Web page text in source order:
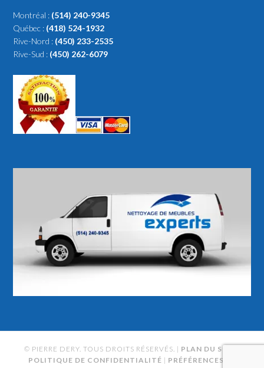
Montréal : (514) 240-9345
Québec : (418) 524-1932
Rive-Nord : (450) 233-2535
Rive-Sud : (450) 262-6079
© PIERRE DERY. TOUS DROITS RÉSERVÉS. | PLAN DU SITE
POLITIQUE DE CONFIDENTIALITÉ | PRÉFÉRENCES DE